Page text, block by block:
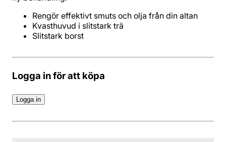
Slitstark borst
Logga in för att köpa
Logga in